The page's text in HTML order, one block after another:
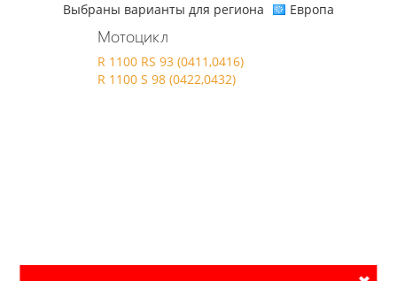
Выбраны варианты для региона Европа
Мотоцикл
R 1100 RS 93 (0411,0416)
R 1100 S 98 (0422,0432)